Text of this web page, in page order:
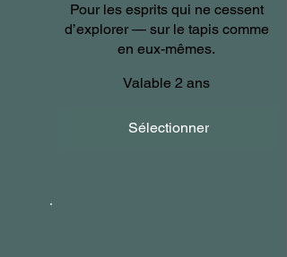
Pour les esprits qui ne cessent
d’explorer — sur le tapis comme
en eux-mêmes.
Valable 2 ans
Sélectionner